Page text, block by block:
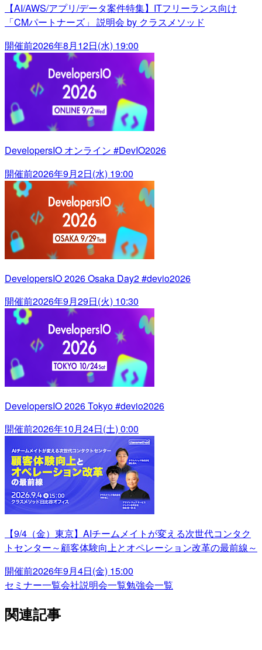
【AI/AWS/アプリ/データ案件特集】ITフリーランス向け
「CMパートナーズ」 説明会 by クラスメソッド
開催前2026年8月12日(水) 19:00
DevelopersIO オンライン #DevIO2026
開催前2026年9月2日(水) 19:00
DevelopersIO 2026 Osaka Day2 #devio2026
開催前2026年9月29日(火) 10:30
DevelopersIO 2026 Tokyo #devio2026
開催前2026年10月24日(土) 0:00
【9/4（金）東京】AIチームメイトが変える次世代コンタク
トセンター～顧客体験向上とオペレーション改革の最前線～
開催前2026年9月4日(金) 15:00
セミナー一覧会社説明会一覧勉強会一覧
関連記事